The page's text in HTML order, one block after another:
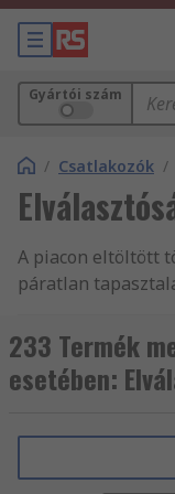
Gyártói szám
/ Csatlakozók /
A piacon eltöltött
páratlan
forgalmazásában.
mérnököket
mint 160 ország
tudják, hogy
233 Termék
esetében: